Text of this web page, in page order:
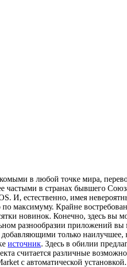
в любой точке мира,
частыми в странах бывшего
И, естественно, имея
максимуму. Крайне
новинок. Конечно, здесь вы
разнообразии приложений вы
только наилучшее,
источник. Здесь в обилии
считается различные
с автоматической установкой.